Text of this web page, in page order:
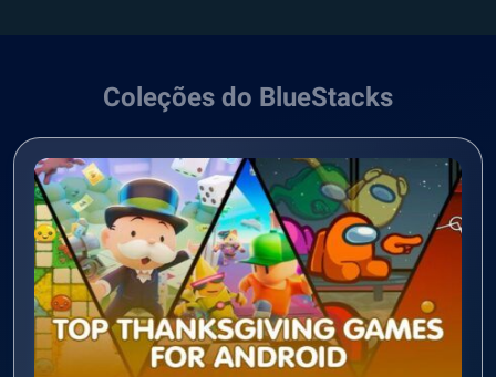
Coleções do BlueStacks